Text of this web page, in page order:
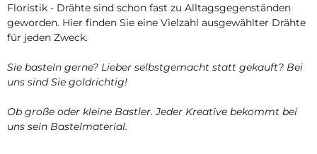
Floristik - Drähte sind schon fast zu Alltagsgegenständen
geworden. Hier finden Sie eine Vielzahl ausgewählter Drähte
für jeden Zweck.
Sie basteln gerne? Lieber selbstgemacht statt gekauft? Bei
uns sind Sie goldrichtig!
Ob große oder kleine Bastler. Jeder Kreative bekommt bei
uns sein Bastelmaterial.